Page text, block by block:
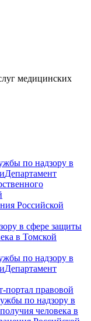
медицинских
по надзору в
Департамент
Российской
в сфере защиты
в Томской
по надзору в
Департамент
правовой
по надзору в
человека в